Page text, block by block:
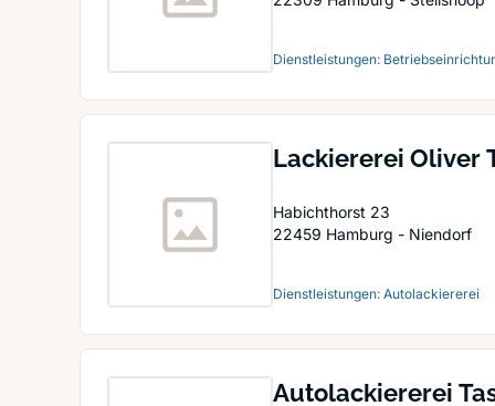
Dienstleistungen:
Lackiererei Oliver
Habichthorst 23
22459 Hamburg - Niendorf
Dienstleistungen: Autolackiererei
Autolackiererei